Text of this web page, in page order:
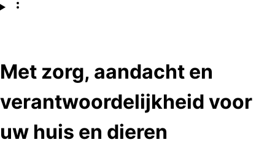
Met zorg, aandacht en
verantwoordelijkheid voor
uw huis en dieren